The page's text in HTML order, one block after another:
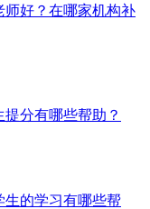
师好？在哪家机构补
分有哪些帮助？
生的学习有哪些帮